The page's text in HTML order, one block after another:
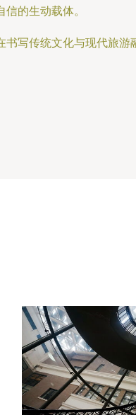
的生动载体。
写传统文化与现代旅游